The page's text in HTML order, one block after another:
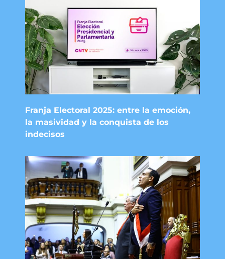
Franja Electoral 2025: entre la emoción,
la masividad y la conquista de los
indecisos